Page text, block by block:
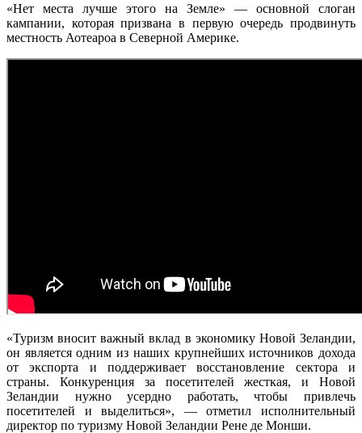
«Нет места лучше этого на Земле» — основной слоган
кампании, которая призвана в первую очередь продвинуть
местность Аотеароа в Северной Америке.
«Туризм вносит важный вклад в экономику Новой Зеландии,
он является одним из наших крупнейших источников дохода
от экспорта и поддерживает восстановление сектора и
страны. Конкуренция за посетителей жесткая, и Новой
Зеландии нужно усердно работать, чтобы привлечь
посетителей и выделиться», — отметил исполнительный
директор по туризму Новой Зеландии Рене де Монши.